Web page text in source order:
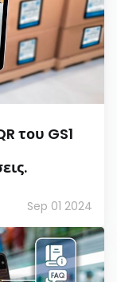
του GS1
Sep 01 2024